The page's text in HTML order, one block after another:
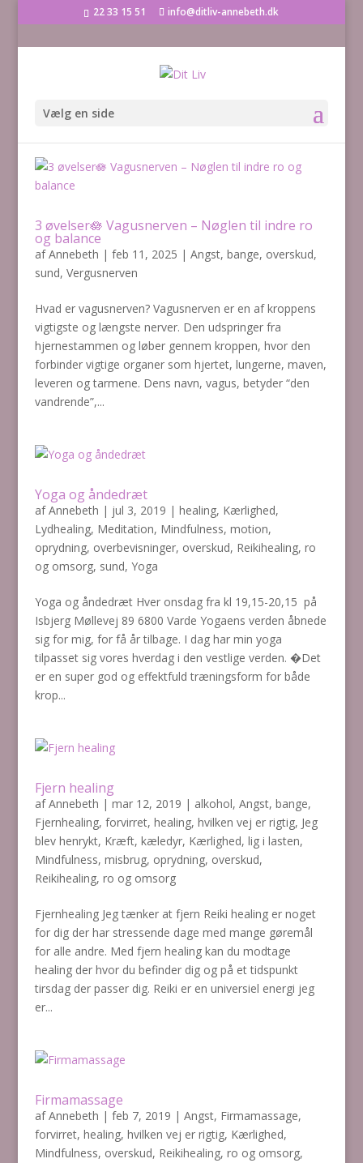
22 33 15 51 info@ditliv-annebeth.dk
Vælg en side
3 øvelser🪷 Vagusnerven – Nøglen til indre ro
og balance
afAnnebeth | feb 11, 2025 | Angst, bange, overskud,
sund, Vergusnerven
Hvad er vagusnerven? Vagusnerven er en af kroppens
vigtigste og længste nerver. Den udspringer fra
hjernestammen og løber gennem kroppen, hvor den
forbinder vigtige organer som hjertet, lungerne, maven,
leveren og tarmene. Dens navn, vagus, betyder “den
vandrende”,...
Yoga og åndedræt
afAnnebeth | jul 3, 2019 | healing, Kærlighed,
Lydhealing, Meditation, Mindfulness, motion,
oprydning, overbevisninger, overskud, Reikihealing, ro
og omsorg, sund, Yoga
Yoga og åndedræt Hver onsdag fra kl 19,15-20,15 på
Isbjerg Møllevej 89 6800 Varde Yogaens verden åbnede
sig for mig, for få år tilbage. I dag har min yoga
tilpasset sig vores hverdag i den vestlige verden. �Det
er en super god og effektfuld træningsform for både
krop...
Fjern healing
afAnnebeth | mar 12, 2019 | alkohol, Angst, bange,
Fjernhealing, forvirret, healing, hvilken vej er rigtig, Jeg
blev henrykt, Kræft, kæledyr, Kærlighed, lig i lasten,
Mindfulness, misbrug, oprydning, overskud,
Reikihealing, ro og omsorg
Fjernhealing Jeg tænker at fjern Reiki healing er noget
for dig der har stressende dage med mange gøremål
for alle andre. Med fjern healing kan du modtage
healing der hvor du befinder dig og på et tidspunkt
tirsdag der passer dig. Reiki er en universiel energi jeg
er...
Firmamassage
afAnnebeth | feb 7, 2019 | Angst, Firmamassage,
forvirret, healing, hvilken vej er rigtig, Kærlighed,
Mindfulness, overskud, Reikihealing, ro og omsorg,